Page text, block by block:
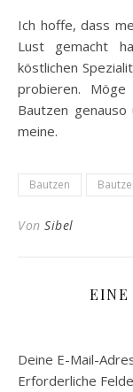
Ich hoffe, dass
Lust gemacht
köstlichen
probieren.
Bautzen
meine.
Bautzen
Von Sibel
EINE
Deine E-Mail-
Erforderliche